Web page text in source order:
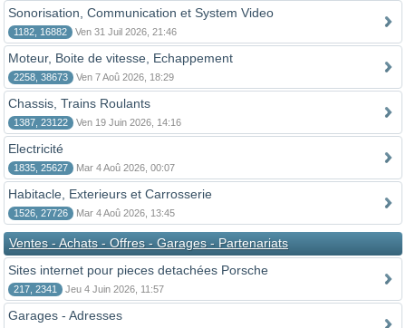
Sonorisation, Communication et System Video
1182, 16882 Ven 31 Juil 2026, 21:46
Moteur, Boite de vitesse, Echappement
2258, 38673 Ven 7 Aoû 2026, 18:29
Chassis, Trains Roulants
1387, 23122 Ven 19 Juin 2026, 14:16
Electricité
1835, 25627 Mar 4 Aoû 2026, 00:07
Habitacle, Exterieurs et Carrosserie
1526, 27726 Mar 4 Aoû 2026, 13:45
Ventes - Achats - Offres - Garages - Partenariats
Sites internet pour pieces detachées Porsche
217, 2341 Jeu 4 Juin 2026, 11:57
Garages - Adresses